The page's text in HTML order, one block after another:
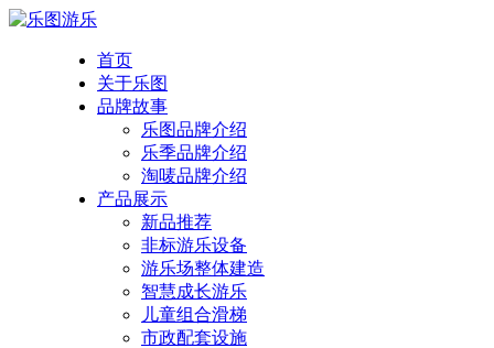
首页
关于乐图
品牌故事
乐图品牌介绍
乐季品牌介绍
淘唛品牌介绍
产品展示
新品推荐
非标游乐设备
游乐场整体建造
智慧成长游乐
儿童组合滑梯
市政配套设施